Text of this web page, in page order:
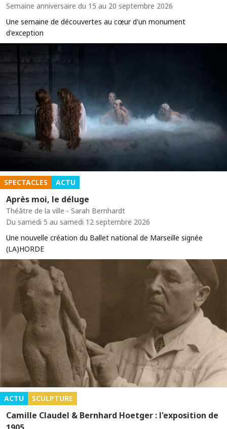
Semaine anniversaire du 15 au 20 septembre 2026
Une semaine de découvertes au cœur d'un monument
d'exception
SPECTACLES ACTU
Après moi, le déluge
Théâtre de la ville - Sarah Bernhardt
Du samedi 5 au samedi 12 septembre 2026
Une nouvelle création du Ballet national de Marseille signée
(LA)HORDE
ACTU SCULPTURE
Camille Claudel & Bernhard Hoetger : l'exposition de